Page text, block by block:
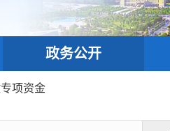
政务公开
项资金